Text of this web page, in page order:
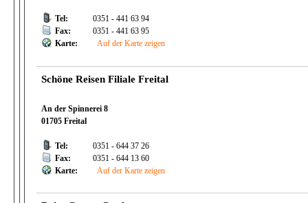
Tel:
0351 - 441 63 94
Fax:
0351 - 441 63 95
Karte:
Auf der Karte zeigen
Schöne Reisen Filiale Freital
An der Spinnerei 8
01705 Freital
Tel:
0351 - 644 37 26
Fax:
0351 - 644 13 60
Karte:
Auf der Karte zeigen